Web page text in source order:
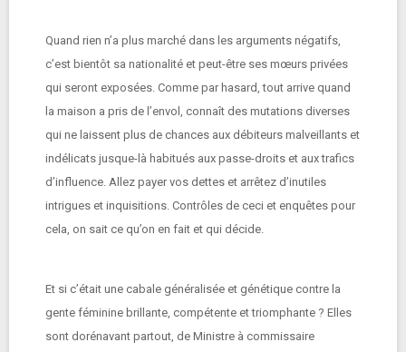
Quand rien n’a plus marché dans les arguments négatifs,
c’est bientôt sa nationalité et peut-être ses mœurs privées
qui seront exposées. Comme par hasard, tout arrive quand
la maison a pris de l’envol, connaît des mutations diverses
qui ne laissent plus de chances aux débiteurs malveillants et
indélicats jusque-là habitués aux passe-droits et aux trafics
d’influence. Allez payer vos dettes et arrêtez d’inutiles
intrigues et inquisitions. Contrôles de ceci et enquêtes pour
cela, on sait ce qu’on en fait et qui décide.
Et si c’était une cabale généralisée et génétique contre la
gente féminine brillante, compétente et triomphante ? Elles
sont dorénavant partout, de Ministre à commissaire